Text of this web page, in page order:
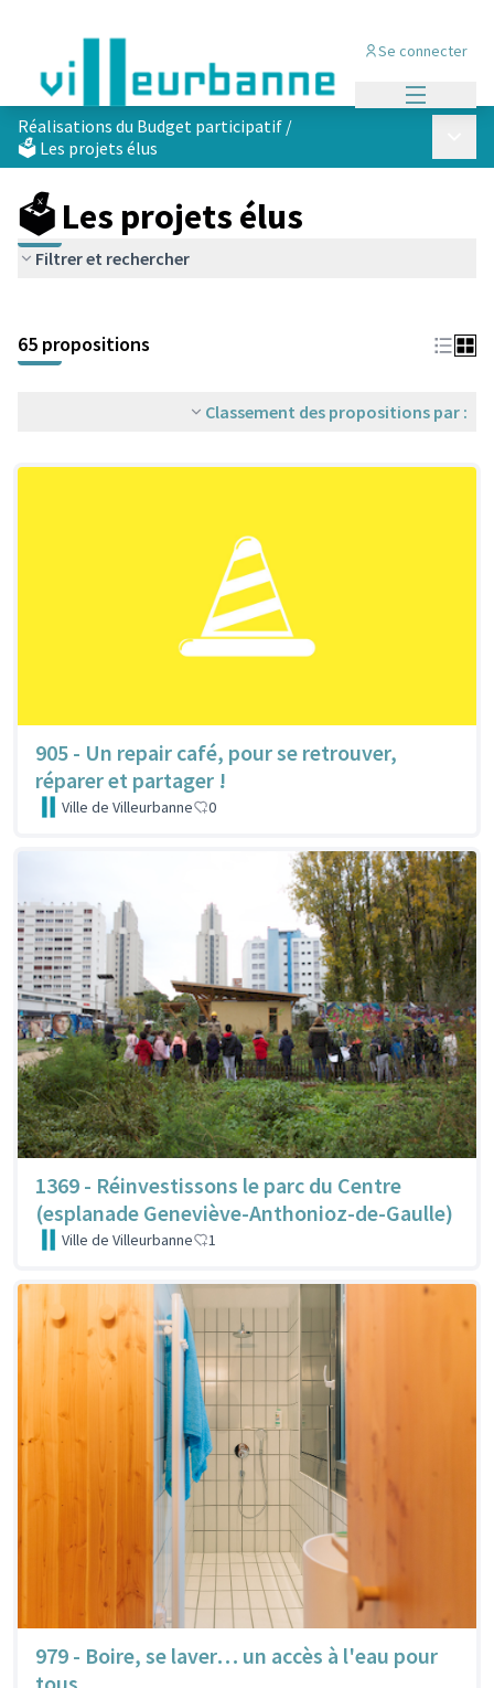
Se connecter
Réalisations du Budget participatif /
🗳️ Les projets élus
🗳️ Les projets élus
Filtrer et rechercher
+
−
65 propositions
Classement des propositions par :
905 - Un repair café, pour se retrouver,
réparer et partager !
Ville de Villeurbanne 0
1369 - Réinvestissons le parc du Centre
(esplanade Geneviève-Anthonioz-de-Gaulle)
Ville de Villeurbanne 1
979 - Boire, se laver… un accès à l'eau pour